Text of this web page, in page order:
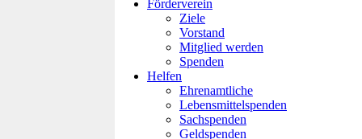
Förderverein
Ziele
Vorstand
Mitglied werden
Spenden
Helfen
Ehrenamtliche
Lebensmittelspenden
Sachspenden
Geldspenden